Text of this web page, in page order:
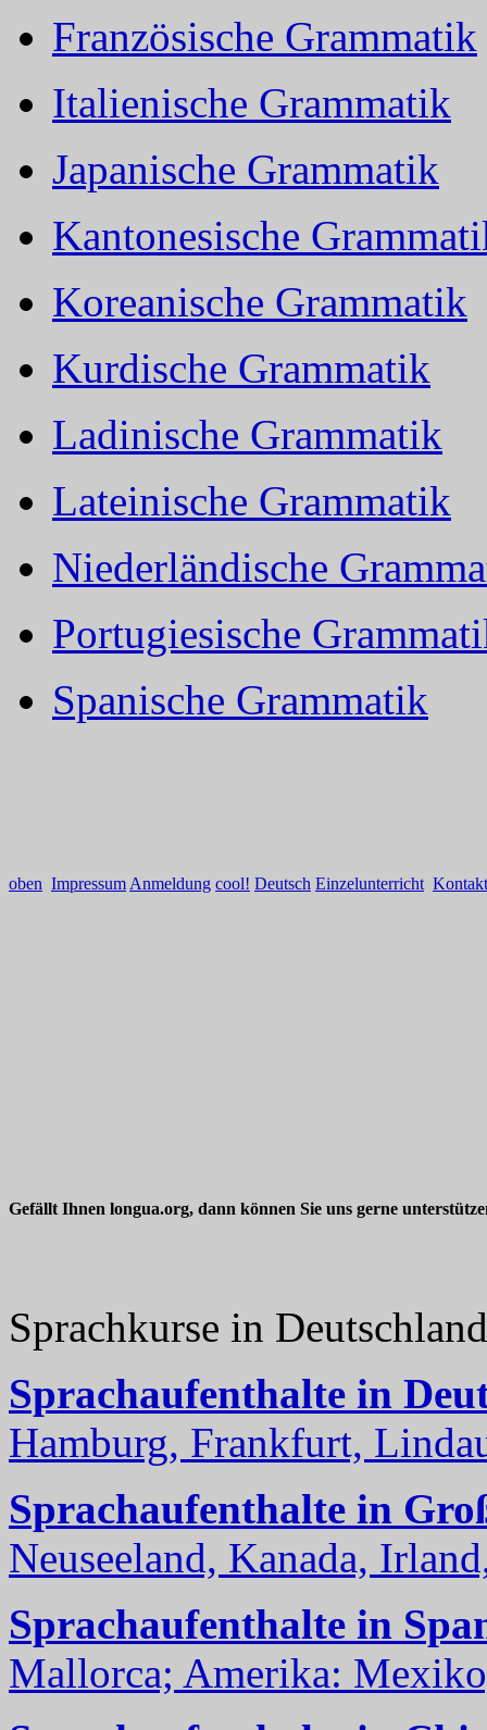
Französische Grammatik
Italienische Grammatik
Japanische Grammatik
Kantonesische
Koreanische Grammatik
Kurdische Grammatik
Ladinische Grammatik
Lateinische Grammatik
Niederländische
Portugiesische
Spanische Grammatik
oben Impressum Anmeldung cool! Deutsch Einzelunterricht Kontakt
Gefällt Ihnen longua.org, dann können Sie uns gerne
Sprachkurse in
Sprachaufenthalte in
Hamburg, Frankfurt,
Sprachaufenthalte in
Neuseeland, Kanada,
Sprachaufenthalte in
Mallorca; Amerika: